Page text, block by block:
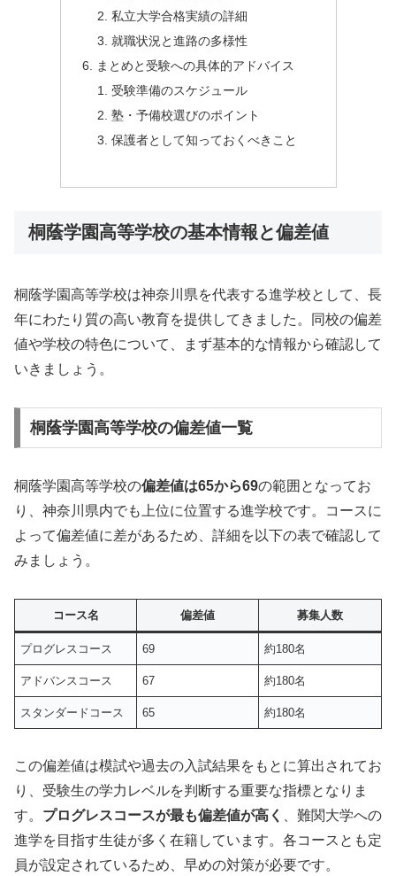
私立大学合格実績の詳細
就職状況と進路の多様性
まとめと受験への具体的アドバイス
受験準備のスケジュール
塾・予備校選びのポイント
保護者として知っておくべきこと
桐蔭学園高等学校の基本情報と偏差値
桐蔭学園高等学校は神奈川県を代表する進学校として、長
年にわたり質の高い教育を提供してきました。同校の偏差
値や学校の特色について、まず基本的な情報から確認して
いきましょう。
桐蔭学園高等学校の偏差値一覧
桐蔭学園高等学校の偏差値は65から69の範囲となってお
り、神奈川県内でも上位に位置する進学校です。コースに
よって偏差値に差があるため、詳細を以下の表で確認して
みましょう。
コース名 偏差値 募集人数
プログレスコース 69 約180名
アドバンスコース 67 約180名
スタンダードコース 65 約180名
この偏差値は模試や過去の入試結果をもとに算出されてお
り、受験生の学力レベルを判断する重要な指標となりま
す。 プログレスコースが最も偏差値が高く 、難関大学への
進学を目指す生徒が多く在籍しています。各コースとも定
員が設定されているため、早めの対策が必要です。